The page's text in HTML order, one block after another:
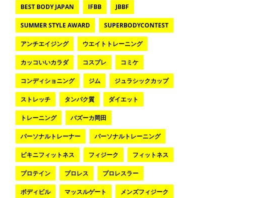
BEST BODY JAPAN IFBB JBBF
SUMMER STYLE AWARD SUPERBODYCONTEST
アンチエイジング ウエイトトレーニング
カッコいいカラダ コスプレ コミケ
コンディショニング ジム ジュラシックカップ
ストレッチ タンパク質 ダイエット
トレーニング バズーカ岡田
パーソナルトレーナー パーソナルトレーニング
ビキニフィットネス フィジーク フィットネス
プロテイン プロレス プロレスラー
ボディビル マッスルゲート メンズフィジーク